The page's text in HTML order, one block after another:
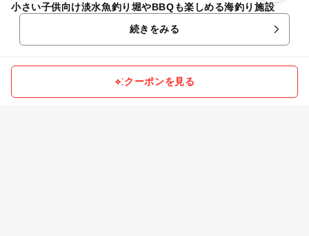
小さい子供向け淡水魚釣り堀やBBQも楽しめる海釣り施設
続きをみる
クーポンを見る